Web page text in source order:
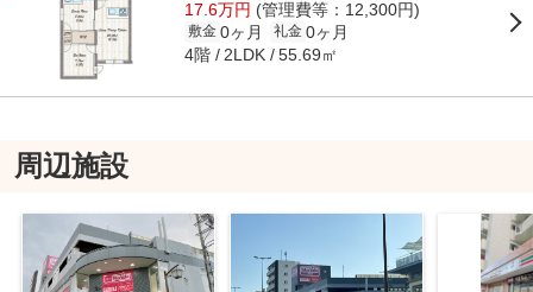
17.6万円 (管理費等：12,300円)
敷金 0ヶ月 礼金 0ヶ月
4階 2LDK 55.69㎡
周辺施設